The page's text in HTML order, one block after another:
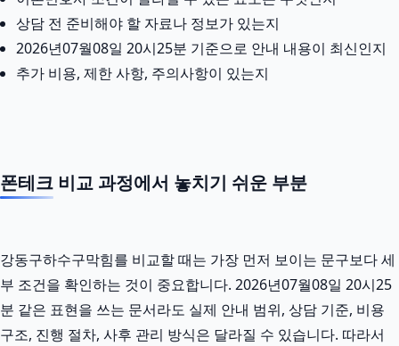
상담 전 준비해야 할 자료나 정보가 있는지
2026년07월08일 20시25분 기준으로 안내 내용이 최신인지
추가 비용, 제한 사항, 주의사항이 있는지
폰테크 비교 과정에서 놓치기 쉬운 부분
강동구하수구막힘를 비교할 때는 가장 먼저 보이는 문구보다 세
부 조건을 확인하는 것이 중요합니다. 2026년07월08일 20시25
분 같은 표현을 쓰는 문서라도 실제 안내 범위, 상담 기준, 비용
구조, 진행 절차, 사후 관리 방식은 달라질 수 있습니다. 따라서